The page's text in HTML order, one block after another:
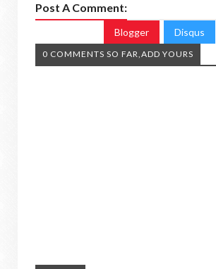
Post A Comment:
Blogger Disqus
0 COMMENTS SO FAR,ADD YOURS